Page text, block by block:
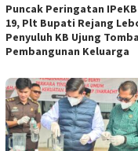
Puncak Peringatan
19, Plt Bupati Rejang
Penyuluh KB Ujung
Pembangunan Keluarga